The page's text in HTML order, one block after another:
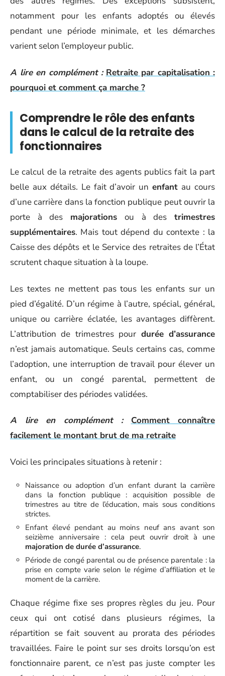
notamment pour les enfants adoptés ou élevés
pendant une période minimale, et les démarches
varient selon l’employeur public.
A lire en complément : Retraite par capitalisation :
pourquoi et comment ça marche ?
Comprendre le rôle des enfants
dans le calcul de la retraite des
fonctionnaires
Le calcul de la retraite des agents publics fait la part
belle aux détails. Le fait d’avoir unenfant au cours
d’une carrière dans la fonction publique peut ouvrir la
porte à des majorations ou à destrimestres
supplémentaires. Mais tout dépend du contexte : la
Caisse des dépôts et le Service des retraites de l’État
scrutent chaque situation à la loupe.
Les textes ne mettent pas tous les enfants sur un
pied d’égalité. D’un régime à l’autre, spécial, général,
unique ou carrière éclatée, les avantages diffèrent.
L’attribution de trimestres pour durée d’assurance
n’est jamais automatique. Seuls certains cas, comme
l’adoption, une interruption de travail pour élever un
enfant, ou un congé parental, permettent de
comptabiliser des périodes validées.
A lire en complément :
Comment connaître
facilement le montant brut de ma retraite
Voici les principales situations à retenir :
Naissance ou adoption d’un enfant durant la carrière
dans la fonction publique : acquisition possible de
trimestres au titre de l’éducation, mais sous conditions
strictes.
Enfant élevé pendant au moins neuf ans avant son
seizième anniversaire : cela peut ouvrir droit à une
majoration de durée d’assurance.
Période de congé parental ou de présence parentale : la
prise en compte varie selon le régime d’affiliation et le
moment de la carrière.
Chaque régime fixe ses propres règles du jeu. Pour
ceux qui ont cotisé dans plusieurs régimes, la
répartition se fait souvent au prorata des périodes
travaillées. Faire le point sur ses droits lorsqu’on est
fonctionnaire parent, ce n’est pas juste compter les